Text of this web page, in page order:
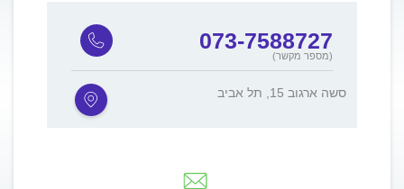
073-7588727
(מספר מקשר)
סשה ארגוב 15, תל אביב